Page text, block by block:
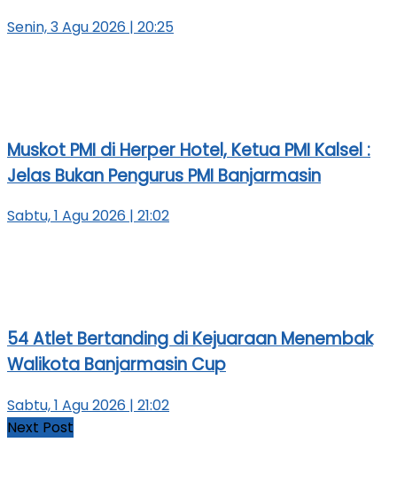
Senin, 3 Agu 2026 | 20:25
Muskot PMI di Herper Hotel, Ketua PMI Kalsel :
Jelas Bukan Pengurus PMI Banjarmasin
Sabtu, 1 Agu 2026 | 21:02
54 Atlet Bertanding di Kejuaraan Menembak
Walikota Banjarmasin Cup
Sabtu, 1 Agu 2026 | 21:02
Next Post